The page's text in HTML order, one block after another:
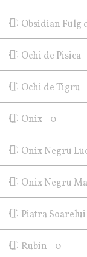
Obsidian Fulg
Ochi de Pisica
Ochi de Tigru
Onix 0
Onix Negru
Onix Negru
Piatra Soarelui
Rubin 0